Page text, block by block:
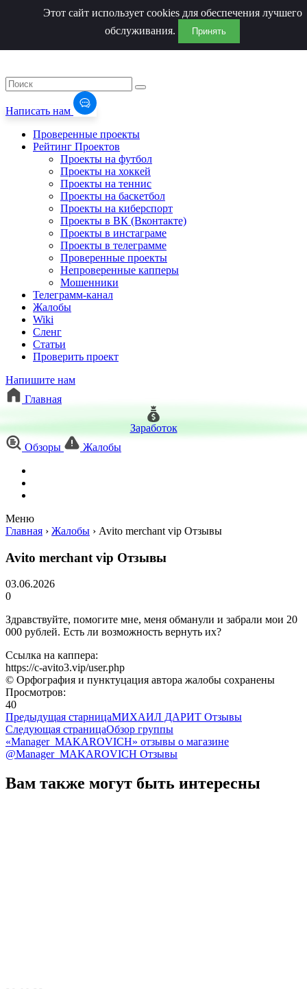
Написать нам
Проверенные проекты
Рейтинг Проектов
Проекты на футбол
Проекты на хоккей
Проекты на теннис
Проекты на баскетбол
Проекты на киберспорт
Проекты в ВК (Вконтакте)
Проекты в инстаграме
Проекты в телеграмме
Проверенные проекты
Непроверенные капперы
Мошенники
Телеграмм-канал
Жалобы
Wiki
Сленг
Статьи
Проверить проект
Напишите нам
Главная
Заработок
Обзоры
Жалобы
Меню
Этот сайт использует cookies для обеспечения лучшего
обслуживания.
Принять
Главная › Жалобы › Avito merchant vip Отзывы
Avito merchant vip Отзывы
03.06.2026
0
Здравствуйте, помогите мне, меня обманули и забрали мои 20
000 рублей. Есть ли возможность вернуть их?
Ссылка на каппера:
https://c-avito3.vip/user.php
© Орфография и пунктуцация автора жалобы сохранены
Просмотров:
40
Предыдущая старницаМИХАИЛ ДАРИТ Отзывы
Следующая страницаОбзор группы
«Manager_MAKAROVICH» отзывы о магазине
@Manager_MAKAROVICH Отзывы
Вам также могут быть интересны